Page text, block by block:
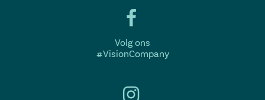
Volg ons
#VisionCompany